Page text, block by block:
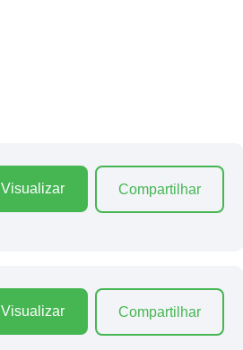
Visualizar Compartilhar
Visualizar Compartilhar